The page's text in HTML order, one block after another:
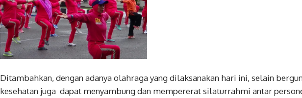
Ditambahkan, dengan adanya olahraga yang dilaksanakan hari ini, selain
kesehatan juga dapat menyambung dan mempererat silaturrahmi antar